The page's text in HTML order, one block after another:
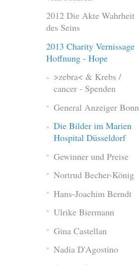
2012 Die Akte Wahrheit
des Seins
2013 Charity Vernissage
Hoffnung - Hope
>zebra< & Krebs /
cancer - Spenden
General Anzeiger Bonn
Die Bilder im Marien
Hospital Düsseldorf
Gewinner und Preise
Nortrud Becher-König
Hans-Joachim Berndt
Ulrike Biermann
Gina Castellan
Nadia D'Agostino